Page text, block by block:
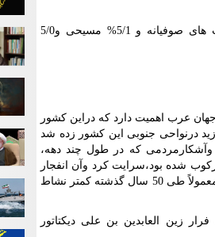
98% مسلمان(سنی مالکی) باگرایشهایی به طریقت های صوفیانه و 5/1% مسیحی و5/0
عرب اهمیت دارد که دراین کشور
درنواحی جنوبی این کشور زده شد
وآشکارمردمی که در طول چند دهه،
شده بود،سرایت کرد وآن انفجار
بزرگ سیاسی واجتماعی پدیدار شد.این وضعیت درکشوری رخ داد که معمولاً طی 50 سال گذشته کمتر نشاط
وخشم آگین مردمی پس از حدود 20روز به فرار زین العابدین بن علی دیکتاتور